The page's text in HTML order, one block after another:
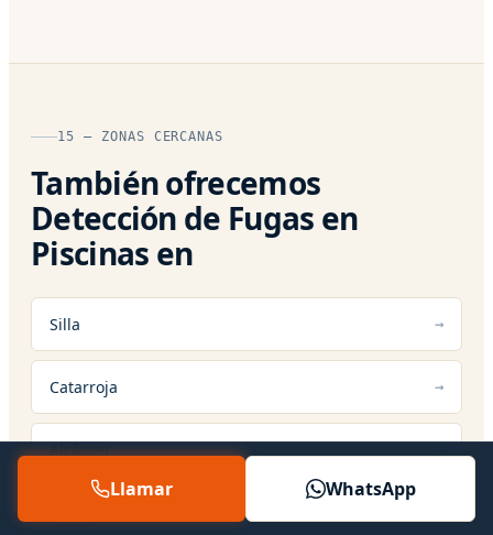
15 — ZONAS CERCANAS
También ofrecemos
Detección de Fugas en
Piscinas en
Silla
Catarroja
Alcàsser
Llamar WhatsApp